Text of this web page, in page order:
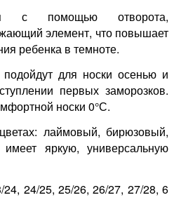
с помощью отворота,
элемент, что повышает
ребенка в темноте.
для носки осенью и
первых заморозков.
носки 0°С.
лаймовый, бирюзовый,
яркую, универсальную
24/25, 25/26, 26/27, 27/28, 6